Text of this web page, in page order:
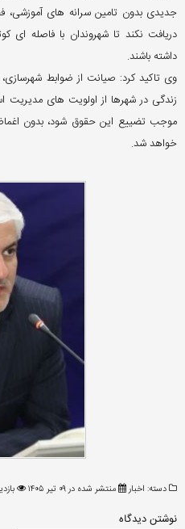
جدیدی بدون تامین سرانه های
دریافت نکند تا شهروندان با فاصله ای
داشته باشند.
وی تاکید کرد: صیانت از ضوابط
زندگی در شهرها از اولویت های
موجب تضییع این حقوق شود، بدون
خواهد شد.
دسته: اخبار منتشر شده در ۰۹ تیر ۱۴۰۵
نوشتن دیدگاه